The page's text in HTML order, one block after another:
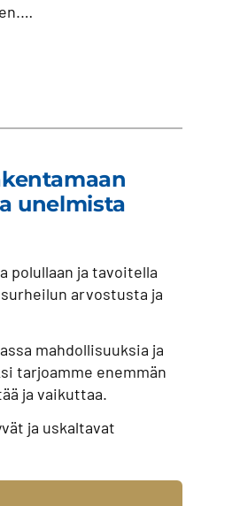
unelmista
polullaan ja tavoitella
arvostusta ja
mahdollisuuksia ja
tarjoamme enemmän
ja vaikuttaa.
ja uskaltavat